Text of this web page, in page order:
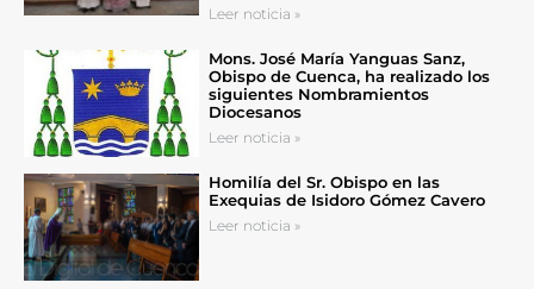
Leer noticia »
Mons. José María Yanguas Sanz,
Obispo de Cuenca, ha realizado los
siguientes Nombramientos
Diocesanos
Leer noticia »
Homilía del Sr. Obispo en las
Exequias de Isidoro Gómez Cavero
Leer noticia »